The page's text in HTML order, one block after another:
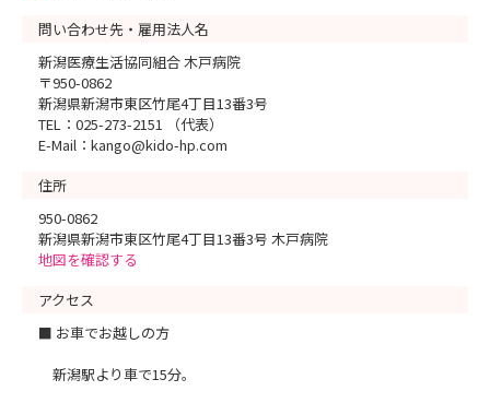
問い合わせ先・雇用法人名
新潟医療生活協同組合 木戸病院
〒950-0862
新潟県新潟市東区竹尾4丁目13番3号
TEL：025-273-2151 （代表）
E-Mail：kango@kido-hp.com
住所
950-0862
新潟県新潟市東区竹尾4丁目13番3号 木戸病院
地図を確認する
アクセス
■ お車でお越しの方
新潟駅より車で15分。